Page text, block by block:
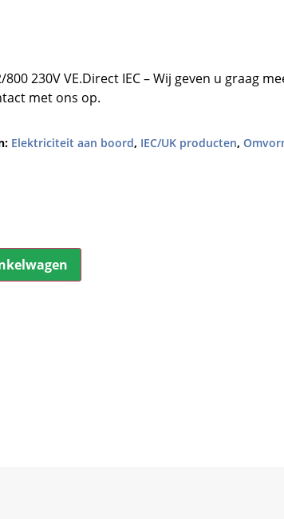
230V VE.Direct IEC – Wij geven u graag
met ons op.
Elektriciteit aan boord, IEC/UK producten,